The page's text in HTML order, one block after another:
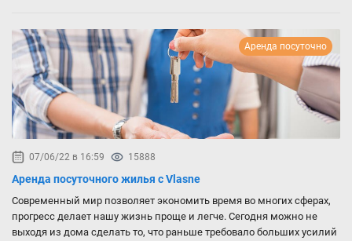
Аренда посуточно
07/06/22 в 16:59 15888
Аренда посуточного жилья с Vlasne
Современный мир позволяет экономить время во многих сферах,
прогресс делает нашу жизнь проще и легче. Сегодня можно не
выходя из дома сделать то, что раньше требовало больших усилий